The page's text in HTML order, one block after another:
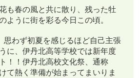
も春の風と共に散り、残った牡
ように街を彩る今日この頃。
思わず初夏を感じるほど自己主張
に、伊丹北高等学校では新年度
！！伊丹北高校文化祭、通称
て熱く準備が始まってまいりま